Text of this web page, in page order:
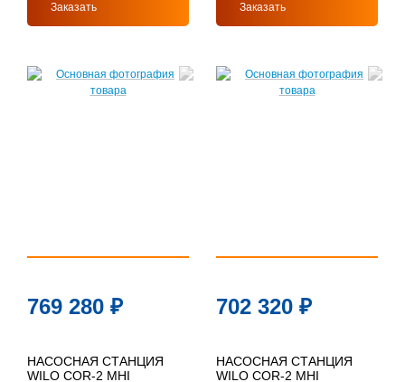
Заказать Заказать
769 280 ₽
НАСОСНАЯ СТАНЦИЯ
WILO COR-2 MHI
702 320 ₽
НАСОСНАЯ СТАНЦИЯ
WILO COR-2 MHI